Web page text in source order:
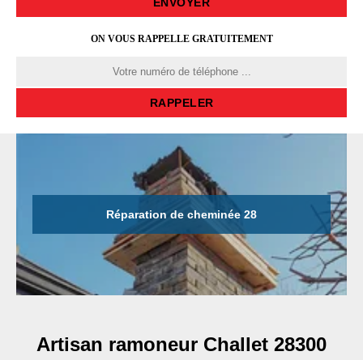
ON VOUS RAPPELLE GRATUITEMENT
Réparation de cheminée 28
Artisan ramoneur Challet 28300